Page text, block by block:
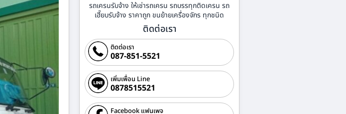
รถเครนรับจ้าง ให้เช่ารถเครน รถบรรทุกติดเครน รถ
เฮี๊ยบรับจ้าง ราคาถูก ขนย้ายเครื่องจักร ทุกชนิด
ติดต่อเรา
ติดต่อเรา
087-851-5521
เพิ่มเพื่อน Line
0878515521
Facebook แฟนเพจ